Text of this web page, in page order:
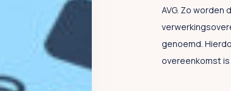
AVG. Zo worden
genoemd.
overeenkomst